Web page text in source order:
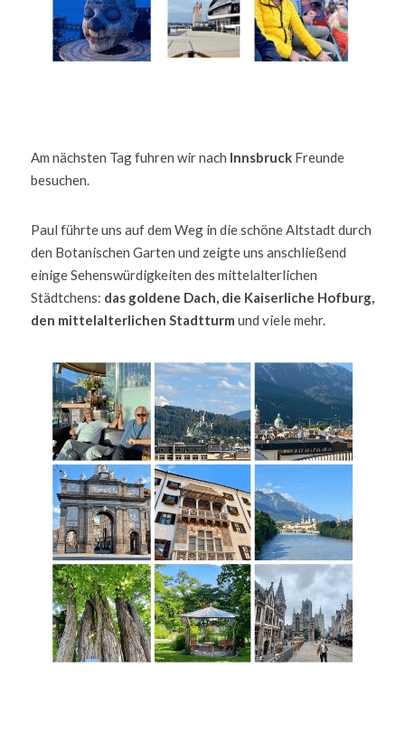
Am nächsten Tag fuhren wir nach Innsbruck Freunde
besuchen.
Paul führte uns auf dem Weg in die schöne Altstadt durch
den Botanischen Garten und zeigte uns anschließend
einige Sehenswürdigkeiten des mittelalterlichen
Städtchens: das goldene Dach, die Kaiserliche Hofburg,
den mittelalterlichen Stadtturm und viele mehr.